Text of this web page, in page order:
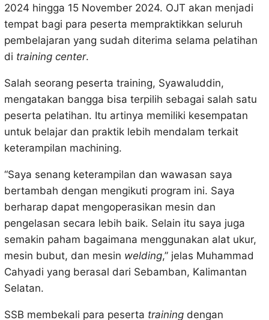
2024 hingga 15 November 2024. OJT akan menjadi
tempat bagi para peserta mempraktikkan seluruh
pembelajaran yang sudah diterima selama pelatihan
di training center.
Salah seorang peserta training, Syawaluddin,
mengatakan bangga bisa terpilih sebagai salah satu
peserta pelatihan. Itu artinya memiliki kesempatan
untuk belajar dan praktik lebih mendalam terkait
keterampilan machining.
“Saya senang keterampilan dan wawasan saya
bertambah dengan mengikuti program ini. Saya
berharap dapat mengoperasikan mesin dan
pengelasan secara lebih baik. Selain itu saya juga
semakin paham bagaimana menggunakan alat ukur,
mesin bubut, dan mesin welding,” jelas Muhammad
Cahyadi yang berasal dari Sebamban, Kalimantan
Selatan.
SSB membekali para peserta trainingdengan